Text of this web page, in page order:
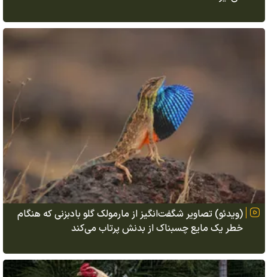
(ویدئو) تصاویر شگفت‌انگیز از مارمولک گلو بادبزنی که هنگام
خطر یک مایع چسبناک از بدنش پرتاب می‌کند